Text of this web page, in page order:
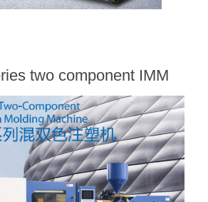
two component IMM